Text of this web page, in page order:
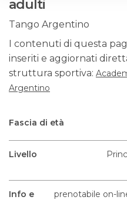
adulti
Tango Argentino
I contenuti di questa
inseriti e aggiornati
struttura sportiva:
Argentino
Fascia di età
Livello
Info e
prenotabile on-